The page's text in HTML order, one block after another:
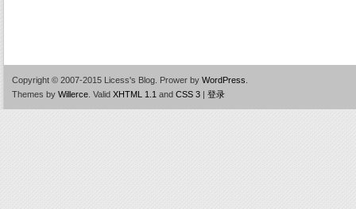
Copyright © 2007-2015 Licess's Blog. Prower by WordPress
Themes by Willerce Valid XHTML 1.1 and CSS 3 | 登录